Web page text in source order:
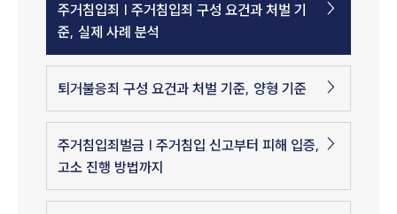
주거침입죄 | 주거침입죄 구성 요건과 처벌 기
준, 실제 사례 분석
퇴거불응죄 구성 요건과 처벌 기준, 양형 기준
주거침입죄벌금 | 주거침입 신고부터 피해 입증,
고소 진행 방법까지